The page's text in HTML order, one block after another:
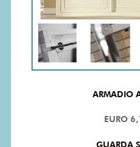
ARMADIO
EURO
GUARDA